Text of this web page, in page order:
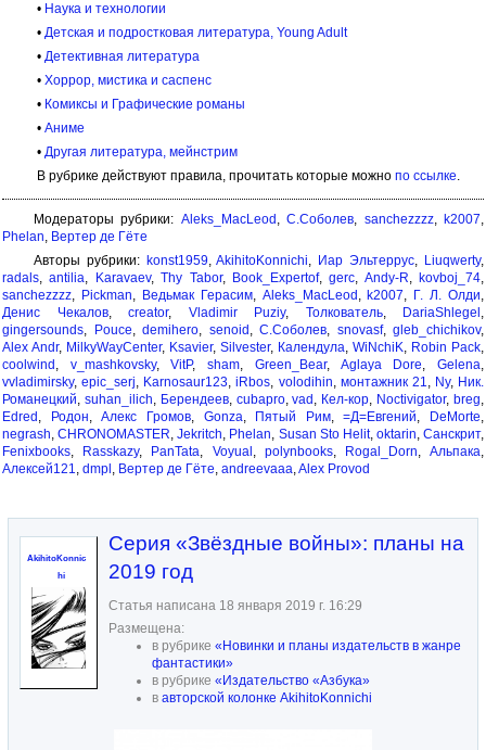
• Наука и технологии
• Детская и подростковая литература, Young Adult
• Детективная литература
• Хоррор, мистика и саспенс
• Комиксы и Графические романы
• Аниме
• Другая литература, мейнстрим
В рубрике действуют правила, прочитать которые можно по ссылке.
Модераторы рубрики: Aleks_MacLeod ,С.Соболев, sanchezzzz, k2007,
Phelan, Вертер де Гёте
Авторы рубрики: konst1959,AkihitoKonnichi, Иар Эльтеррус, Liuqwerty,
radals,antilia, Karavaev,Thy Tabor, Book_Expertof,gerc, Andy-R, kovboj_74,
sanchezzzz, Pickman, Ведьмак Герасим, Aleks_MacLeod , k2007, Г. Л. Олди,
Денис Чекалов, creator, Vladimir Puziy, Толкователь, DariaShlegel ,
gingersounds, Pouce, demihero, senoid , С.Соболев, snovasf, gleb_chichikov,
Alex Andr, MilkyWayCenter, Ksavier, Silvester, Календула, WiNchiK, Robin Pack,
coolwind , v_mashkovsky,VitP,sham, Green_Bear, Aglaya Dore,Gelena,
vvladimirsky,epic_serj, Karnosaur123,iRbos, volodihin, монтажник 21, Ny, Ник.
Романецкий, suhan_ilich, Берендеев, cubapro,vad , Кел-кор, Noctivigator, breg,
Edred , Родон,Алекс Громов, Gonza, Пятый Рим,=Д=Евгений, DeMorte,
negrash,CHRONOMASTER,Jekritch, Phelan, Susan Sto Helit, oktarin, Санскрит,
Fenixbooks, Rasskazy, PanTata, Voyual , polynbooks, Rogal_Dorn,Альпака,
Алексей121, dmpl , Вертер де Гёте, andreevaaa,Alex Provod
AkihitoKonnic
hi
Серия «Звёздные войны»: планы на
2019 год
Статья написана 18 января 2019 г. 16:29
Размещена:
в рубрике «Новинки и планы издательств в жанре
фантастики»
в рубрике «Издательство «Азбука»
в авторской колонке AkihitoKonnichi